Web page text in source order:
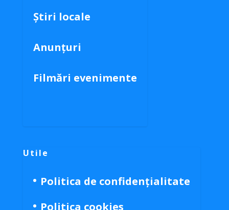
Știri locale
Anunțuri
Filmări evenimente
Utile
Politica de confidențialitate
Politica cookies